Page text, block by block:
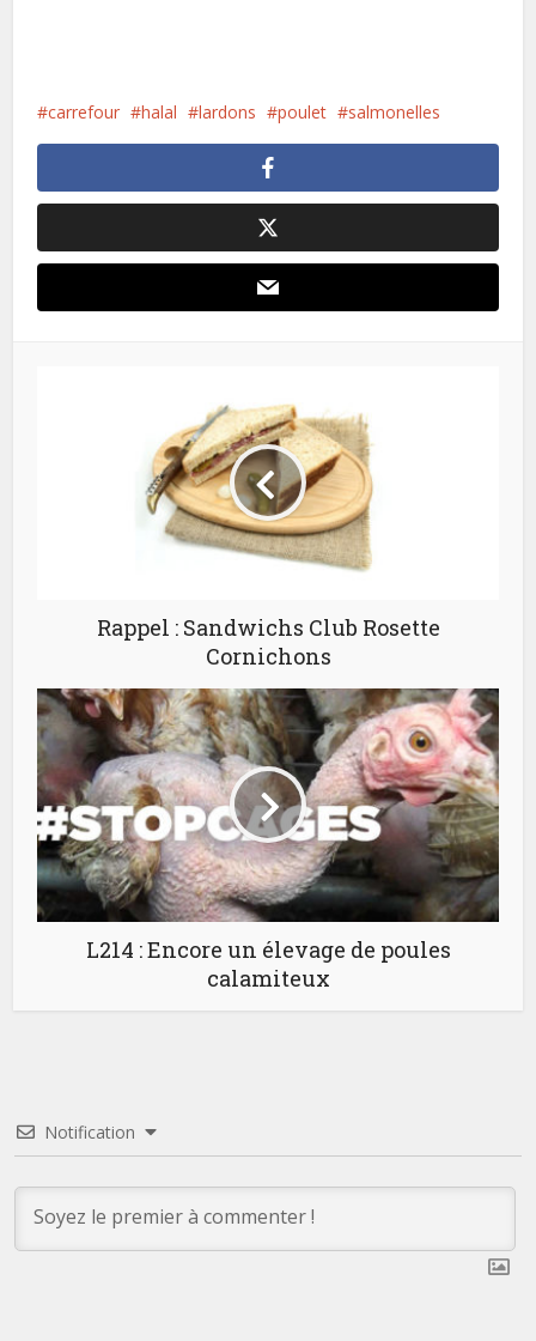
carrefour halal lardons poulet salmonelles
Rappel : Sandwichs Club Rosette
Cornichons
L214 : Encore un élevage de poules
calamiteux
Notification